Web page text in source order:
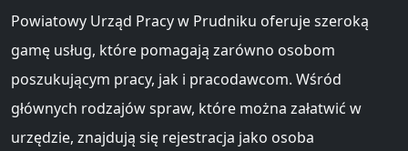
Powiatowy Urząd Pracy w Prudniku oferuje szeroką
gamę usług, które pomagają zarówno osobom
poszukującym pracy, jak i pracodawcom. Wśród
głównych rodzajów spraw, które można załatwić w
urzędzie, znajdują się rejestracja jako osoba